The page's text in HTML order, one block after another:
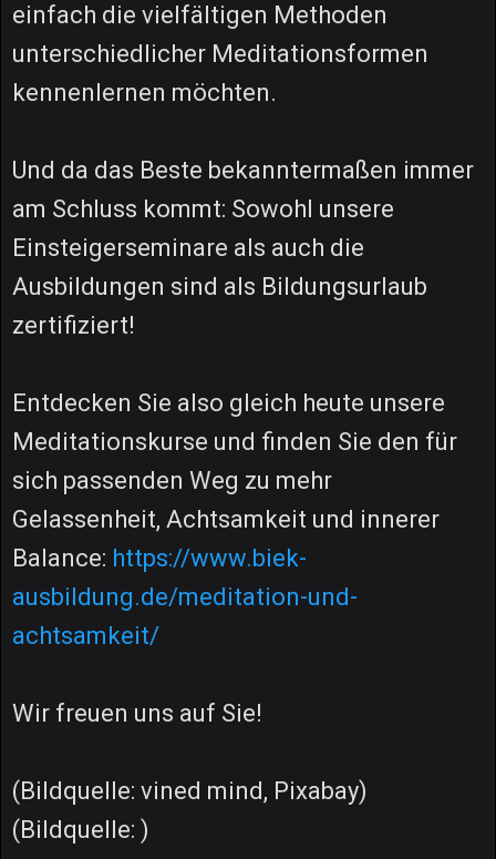
einfach die vielfältigen Methoden
unterschiedlicher Meditationsformen
kennenlernen möchten.
Und da das Beste bekanntermaßen immer
am Schluss kommt: Sowohl unsere
Einsteigerseminare als auch die
Ausbildungen sind als Bildungsurlaub
zertifiziert!
Entdecken Sie also gleich heute unsere
Meditationskurse und finden Sie den für
sich passenden Weg zu mehr
Gelassenheit, Achtsamkeit und innerer
Balance: https://www.biek-
ausbildung.de/meditation-und-
achtsamkeit/
Wir freuen uns auf Sie!
(Bildquelle: vined mind, Pixabay)
(Bildquelle: )